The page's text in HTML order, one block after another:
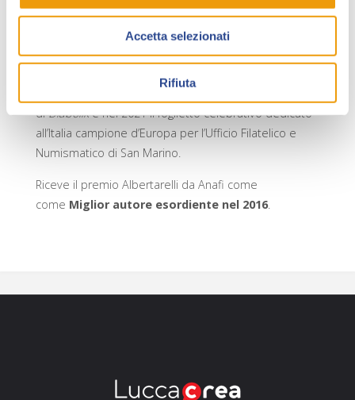
Accetta selezionati
Rifiuta
DogeDiabolikper copertine, portfolii, locandine,
giochi in scatola, album Panini, fanzine e cataloghi
ufficialiSergio Bonelli Editoree Astorina.
diDiabolike nel 2021 il foglietto celebrativo dedicato
all’Italia campione d’Europa per l’Ufficio Filatelico e
Numismatico di San Marino.
Riceve il premio Albertarelli da Anafi come
come Miglior autore esordiente nel 2016.